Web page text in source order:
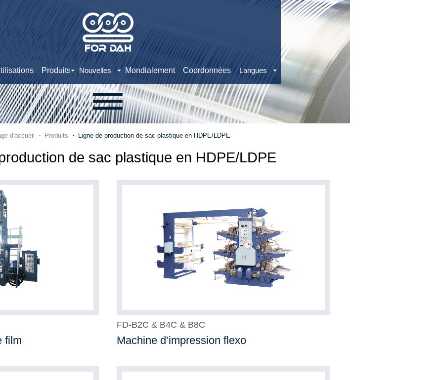
Produits Nouvelles Mondialement Coordonnées Langues
d'accueil Produits Ligne de production de sac plastique en HDPE/LDPE
de sac plastique en HDPE/LDPE
film
FD-B2C & B4C & B8C
Machine d’impression flexo